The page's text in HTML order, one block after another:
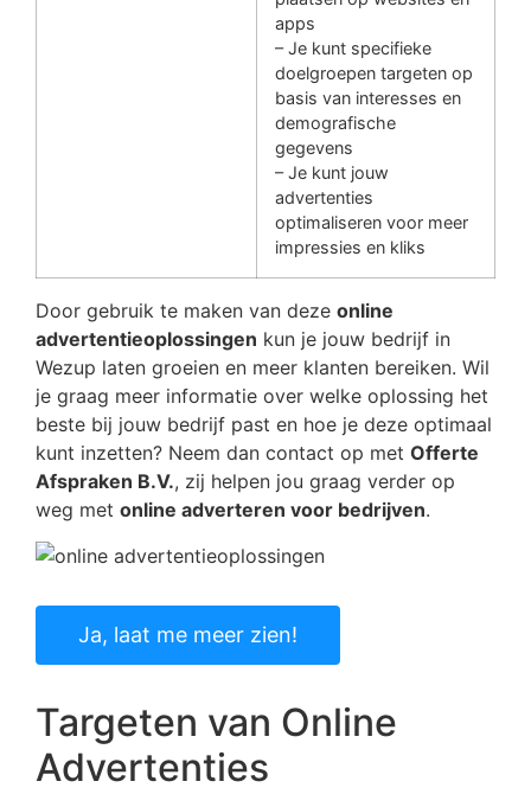
apps
– Je kunt specifieke
doelgroepen targeten op
basis van interesses en
demografische
gegevens
– Je kunt jouw
advertenties
optimaliseren voor meer
impressies en kliks
Door gebruik te maken van deze online
advertentieoplossingen kun je jouw bedrijf in
Wezup laten groeien en meer klanten bereiken. Wil
je graag meer informatie over welke oplossing het
beste bij jouw bedrijf past en hoe je deze optimaal
kunt inzetten? Neem dan contact op met Offerte
Afspraken B.V., zij helpen jou graag verder op
weg met online adverteren voor bedrijven.
Ja, laat me meer zien!
Targeten van Online
Advertenties